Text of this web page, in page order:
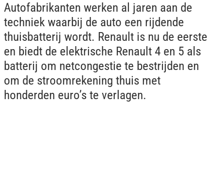
Autofabrikanten werken al jaren aan de
techniek waarbij de auto een rijdende
thuisbatterij wordt. Renault is nu de eerste
en biedt de elektrische Renault 4 en 5 als
batterij om netcongestie te bestrijden en
om de stroomrekening thuis met
honderden euro’s te verlagen.